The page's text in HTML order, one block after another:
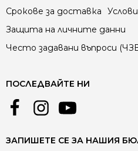
Срокове за доставка
Защита на личните данни
Често задавани въпроси
ПОСЛЕДВАЙТЕ НИ
ЗАПИШЕТЕ СЕ ЗА НАШИЯ